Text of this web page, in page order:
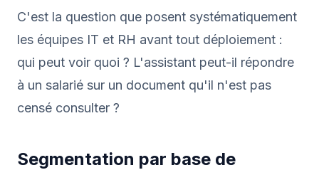
C'est la question que posent systématiquement
les équipes IT et RH avant tout déploiement :
qui peut voir quoi ? L'assistant peut-il répondre
à un salarié sur un document qu'il n'est pas
censé consulter ?
Segmentation par base de